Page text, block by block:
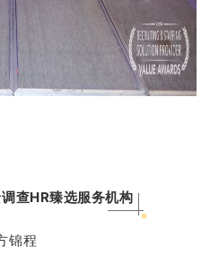
查HR臻选服务机构
锦程